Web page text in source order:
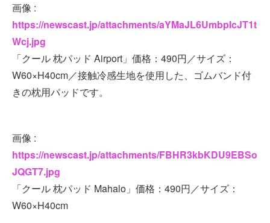
画像 :
https://newscast.jp/attachments/aYMaJL6UmbpIcJT1t
Wcj.jpg
「クール 枕パッド Airport」価格：490円／サイズ：
W60×H40cm／接触冷感生地を使用した、ゴムバンド付
きの枕用パッドです。
画像 :
https://newscast.jp/attachments/FBHR3kbKDU9EBSo
JQGT7.jpg
「クール 枕パッド Mahalo」価格：490円／サイズ：
W60×H40cm